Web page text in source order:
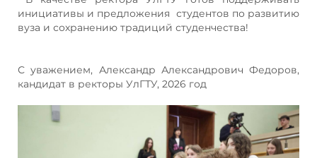
инициативы и предложения студентов по развитию
вуза и сохранению традиций студенчества!
С уважением, Александр Александрович Федоров,
кандидат в ректоры УлГТУ, 2026 год